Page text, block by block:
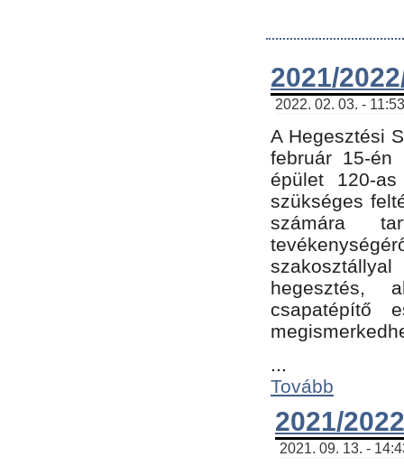
2021/
2022. 02. 03. -
A Hegesztési
február 15-
épület 120-
szükséges
számára
hegesztés,
csapatépítő
...
Tovább
2021/
2021. 09. 13. -